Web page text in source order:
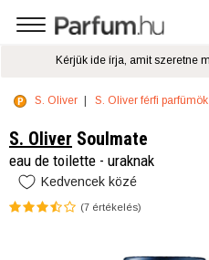
S. Oliver S. Oliver férfi parfümök
S. Oliver Soulmate
eau de toilette - uraknak
Kedvencek közé
(7 értékelés)